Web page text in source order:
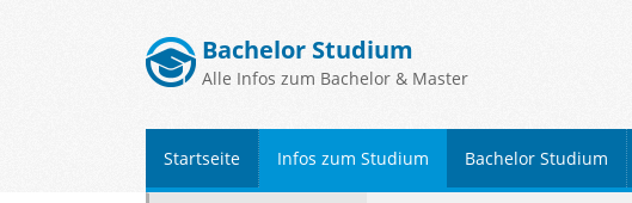
Bachelor Studium
Alle Infos zum Bachelor & Master
Startseite Infos zum Studium Bachelor Studium